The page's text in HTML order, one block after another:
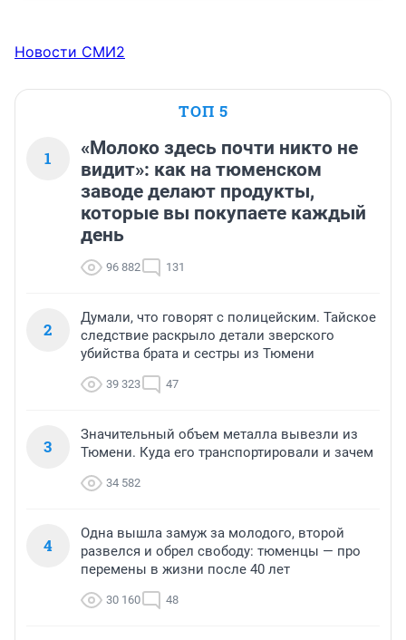
Новости СМИ2
ТОП 5
1
«Молоко здесь почти никто не
видит»: как на тюменском
заводе делают продукты,
которые вы покупаете каждый
день
96 882 131
2
Думали, что говорят с полицейским. Тайское
следствие раскрыло детали зверского
убийства брата и сестры из Тюмени
39 323 47
3
Значительный объем металла вывезли из
Тюмени. Куда его транспортировали и зачем
34 582
4
Одна вышла замуж за молодого, второй
развелся и обрел свободу: тюменцы — про
перемены в жизни после 40 лет
30 160 48